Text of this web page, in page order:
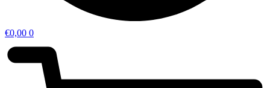
€0,00 0